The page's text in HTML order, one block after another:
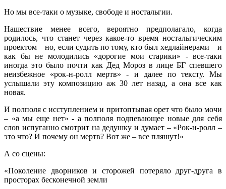
Но мы все-таки о музыке, свободе и ностальгии.
Нашествие менее всего, вероятно предполагало, когда
родилось, что станет через какое-то время ностальгическим
проектом – но, если судить по тому, кто был хедлайнерами – и
как бы не молодились «дорогие мои старики» - все-таки
иногда это было почти как Дед Мороз в лице БГ спевшего
неизбежное «рок-н-ролл мертв» - и далее по тексту. Мы
услышали эту композицию аж 30 лет назад, а она все как
новая.
И полполя с исступлением и притоптывая орет что было мочи
– «а мы еще нет» - а полполя подпевающее новые для себя
слов испуганно смотрит на дедушку и думает – «Рок-н-ролл –
это что? И почему он мертв? Вот же – все пляшут!»
А со сцены:
«Поколение дворников и сторожей потеряло друг-друга в
просторах бесконечной земли